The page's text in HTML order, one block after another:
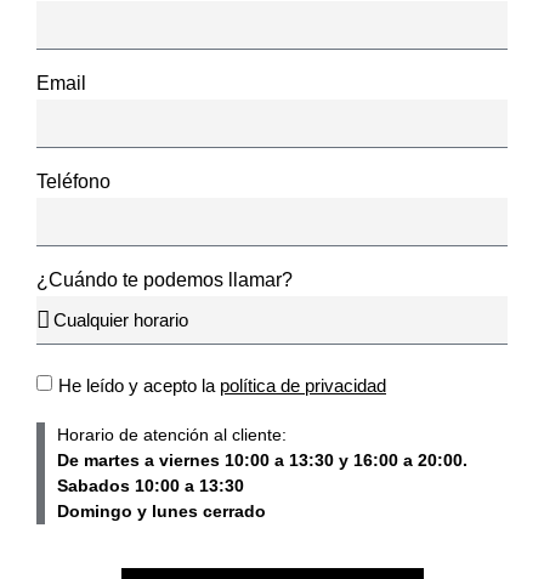
Email
Teléfono
¿Cuándo te podemos llamar?
He leído y acepto la política de privacidad
Horario de atención al cliente:
De martes a viernes 10:00 a 13:30 y 16:00 a 20:00.
Sabados 10:00 a 13:30
Domingo y lunes cerrado